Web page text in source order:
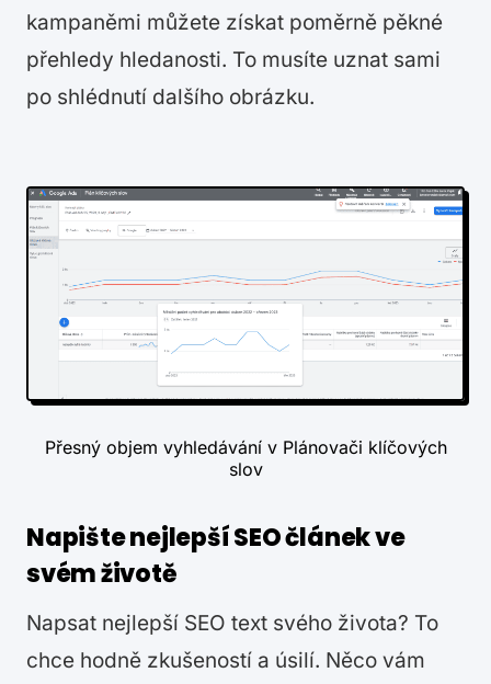
kampaněmi můžete získat poměrně pěkné
přehledy hledanosti. To musíte uznat sami
po shlédnutí dalšího obrázku.
Přesný objem vyhledávání v Plánovači klíčových
slov
Napište nejlepší SEO článek ve
svém životě
Napsat nejlepší SEO text svého života? To
chce hodně zkušeností a úsilí. Něco vám